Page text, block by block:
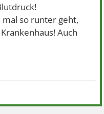
so runter geht,
Auch